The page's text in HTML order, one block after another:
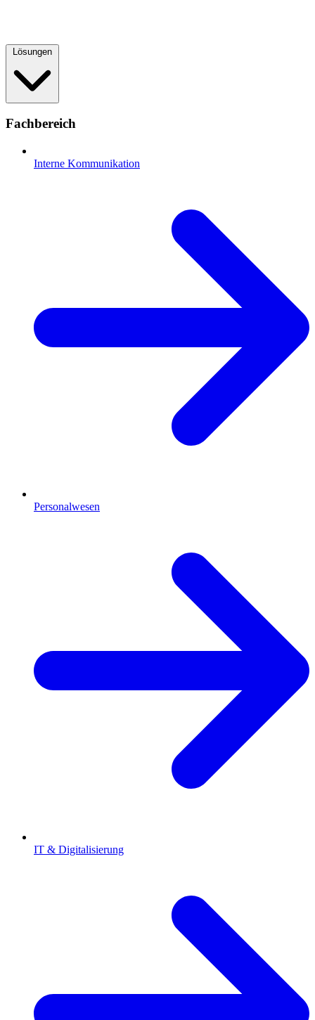
Lösungen
Fachbereich
Interne Kommunikation
Personalwesen
IT & Digitalisierung